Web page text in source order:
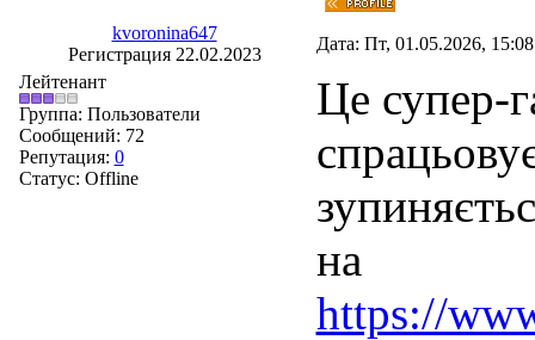
kvoronina647
Регистрация 22.02.2023
Дата: Пт, 01.05.2026,
Лейтенант
Группа: Пользователи
Сообщений: 72
Репутация: 0
Статус: Offline
Це супер-
на
https://